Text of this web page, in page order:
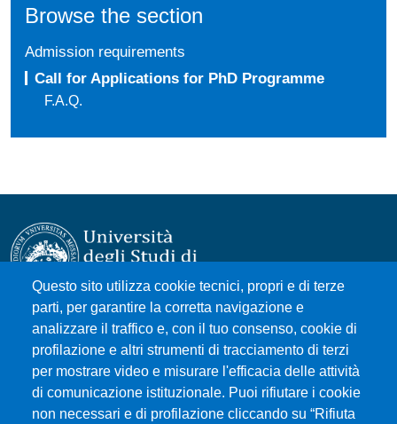
Browse the section
Admission requirements
Call for Applications for PhD Programme
F.A.Q.
Questo sito utilizza cookie tecnici, propri e di terze
parti, per garantire la corretta navigazione e
analizzare il traffico e, con il tuo consenso, cookie di
profilazione e altri strumenti di tracciamento di terzi
per mostrare video e misurare l'efficacia delle attività
di comunicazione istituzionale. Puoi rifiutare i cookie
non necessari e di profilazione cliccando su “Rifiuta
Università degli Studi di Messina
Piazza Pugliatti, 1 - 98122 Messina
Cod. Fiscale 80004070837
P.IVA 00724160833
Centralino: 090 676 1